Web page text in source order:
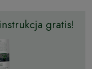
gratis!